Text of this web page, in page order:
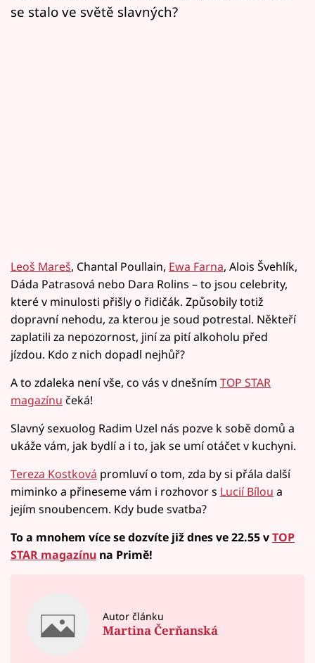
se stalo ve světě slavných?
Leoš Mareš, Chantal Poullain, Ewa Farna, Alois Švehlík,
Dáda Patrasová nebo Dara Rolins – to jsou celebrity,
které v minulosti přišly o řidičák. Způsobily totiž
dopravní nehodu, za kterou je soud potrestal. Někteří
zaplatili za nepozornost, jiní za pití alkoholu před
jízdou. Kdo z nich dopadl nejhůř?
A to zdaleka není vše, co vás v dnešním TOP STAR
magazínu čeká!
Slavný sexuolog Radim Uzel nás pozve k sobě domů a
ukáže vám, jak bydlí a i to, jak se umí otáčet v kuchyni.
Tereza Kostková promluví o tom, zda by si přála další
miminko a přineseme vám i rozhovor s Lucií Bílou a
jejím snoubencem. Kdy bude svatba?
To a mnohem více se dozvíte již dnes ve 22.55 vTOP
STAR magazínu na Primě!
Autor článku
Martina Čerňanská